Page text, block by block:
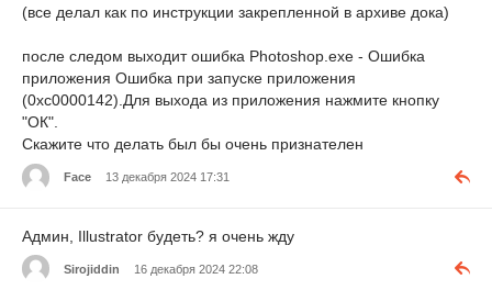
(все делал как по инструкции закрепленной в архиве дока)
после следом выходит ошибка Photoshop.exe - Ошибка
приложения Ошибка при запуске приложения
(0xc0000142).Для выхода из приложения нажмите кнопку
"ОК".
Скажите что делать был бы очень признателен
Face 13 декабря 2024 17:31
Админ, Illustrator будеть? я очень жду
Sirojiddin 16 декабря 2024 22:08